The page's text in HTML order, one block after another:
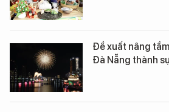
Đề xuất nâng
Đà Nẵng thành